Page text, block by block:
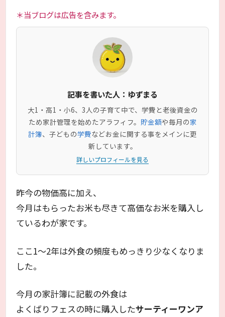
＊当ブログは広告を含みます。
記事を書いた人：ゆずまる
大1・高1・小6、3人の子育て中で、学費と老後資金の
ため家計管理を始めたアラフィフ。 貯金額や毎月の家
計簿、子どもの学費などお金に関する事をメインに更
新しています。
詳しいプロフィールを見る
昨今の物価高に加え、
今月はもらったお米も尽きて高価なお米を購入し
ているわが家です。
ここ1～2年は外食の頻度もめっきり少なくなりま
した。
今月の家計簿に記載の外食は
よくばりフェスの時に購入したサーティーワンア